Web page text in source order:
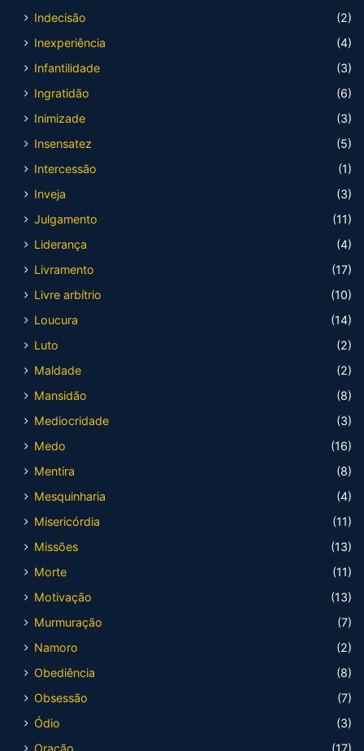
Indecisão
(2)
Inexperiência
(4)
Infantilidade
(3)
Ingratidão
(6)
Inimizade
(3)
Insensatez
(5)
Intercessão
(1)
Inveja
(3)
Julgamento
(11)
Liderança
(4)
Livramento
(17)
Livre arbítrio
(10)
Loucura
(14)
Luto
(2)
Maldade
(2)
Mansidão
(8)
Mediocridade
(3)
Medo
(16)
Mentira
(8)
Mesquinharia
(4)
Misericórdia
(11)
Missões
(13)
Morte
(11)
Motivação
(13)
Murmuração
(7)
Namoro
(2)
Obediência
(8)
Obsessão
(7)
Ódio
(3)
Oração
(17)